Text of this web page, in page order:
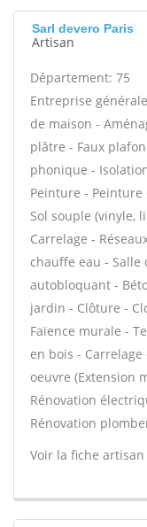
Sarl devero Paris
Artisan
Département: 75
Entreprise
de maison -
plâtre - Faux
phonique -
Peinture -
Sol souple (vinyle,
Carrelage -
chauffe eau - Salle
autobloquant -
jardin - Clôture -
Faïence murale -
en bois -
oeuvre (Extension
Rénovation
Rénovation
Voir la fiche artisan